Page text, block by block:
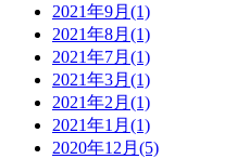
2021年9月(1)
2021年8月(1)
2021年7月(1)
2021年3月(1)
2021年2月(1)
2021年1月(1)
2020年12月(5)